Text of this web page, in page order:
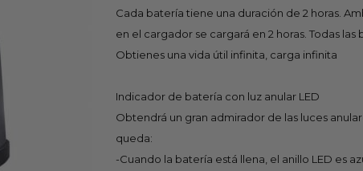
Cada batería tiene una duración de 2 horas.
en el cargador se cargará en 2 horas. Todas
Obtienes una vida útil infinita, carga infinita
Indicador de batería con luz anular LED
Obtendrá un gran admirador de las luces
queda:
-Cuando la batería está llena, el anillo LED es